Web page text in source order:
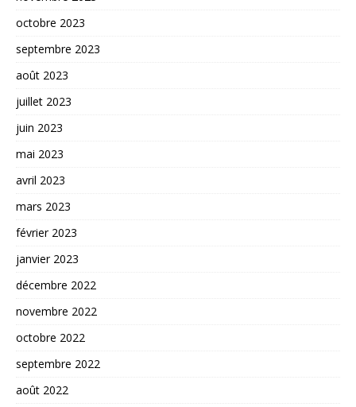
octobre 2023
septembre 2023
août 2023
juillet 2023
juin 2023
mai 2023
avril 2023
mars 2023
février 2023
janvier 2023
décembre 2022
novembre 2022
octobre 2022
septembre 2022
août 2022